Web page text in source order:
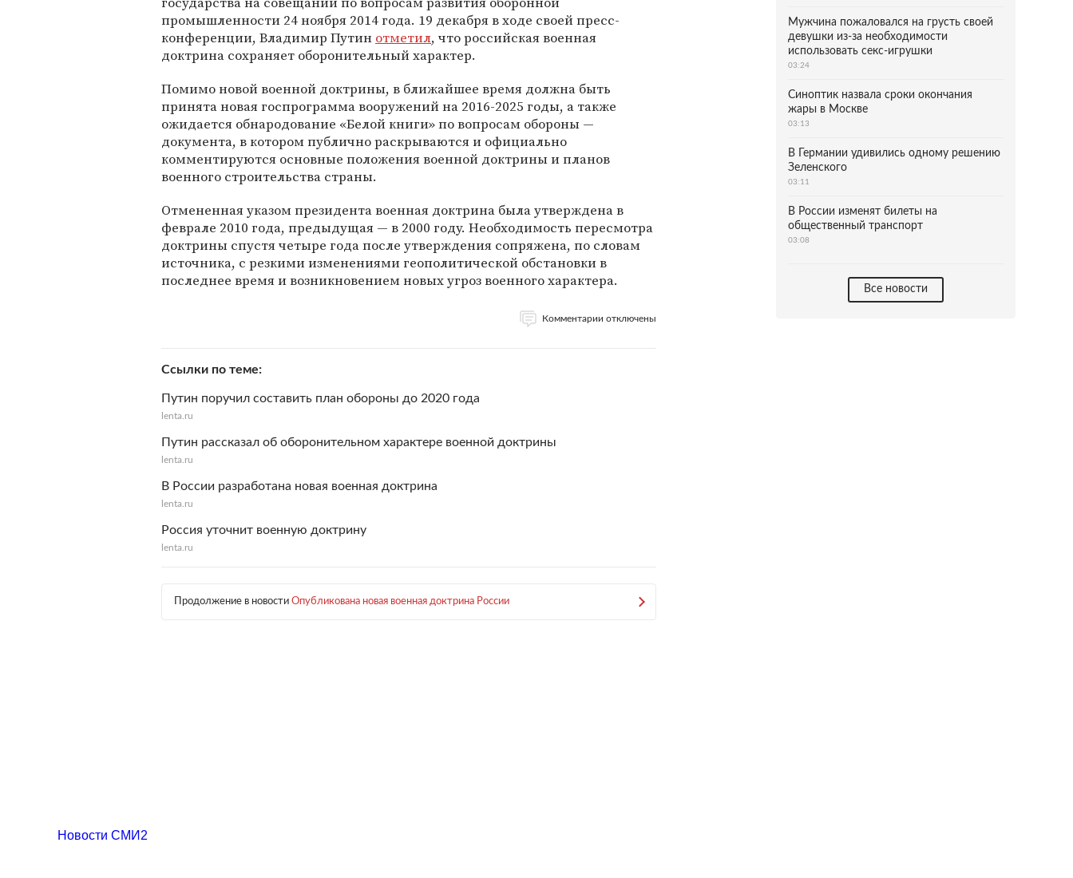
промышленности 24 ноября 2014 года. 19 декабря в ходе своей пресс-
конференции, Владимир Путин отметил, что российская военная
доктрина сохраняет оборонительный характер.
Помимо новой военной доктрины, в ближайшее время должна быть
принята новая госпрограмма вооружений на 2016-2025 годы, а также
ожидается обнародование «Белой книги» по вопросам обороны —
документа, в котором публично раскрываются и официально
комментируются основные положения военной доктрины и планов
военного строительства страны.
Отмененная указом президента военная доктрина была утверждена в
феврале 2010 года, предыдущая — в 2000 году. Необходимость пересмотра
доктрины спустя четыре года после утверждения сопряжена, по словам
источника, с резкими изменениями геополитической обстановки в
последнее время и возникновением новых угроз военного характера.
Комментарии отключены
Ссылки по теме
Путин поручил составить план обороны до 2020 года
lenta.ru
Путин рассказал об оборонительном характере военной доктрины
lenta.ru
В России разработана новая военная доктрина
lenta.ru
Россия уточнит военную доктрину
lenta.ru
Продолжение в новости Опубликована новая военная доктрина России
Мужчина пожаловался на грусть своей
девушки из-за необходимости
использовать секс-игрушки
03:24
Синоптик назвала сроки окончания
жары в Москве
03:13
В Германии удивились одному решению
Зеленского
03:11
В России изменят билеты на
общественный транспорт
03:08
Все новости
Новости СМИ2